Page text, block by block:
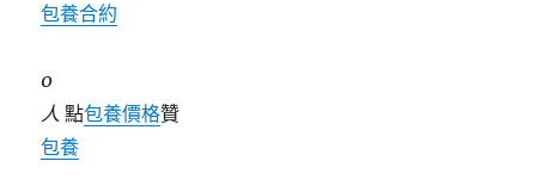
包養合約
0
人 點包養價格贊
包養